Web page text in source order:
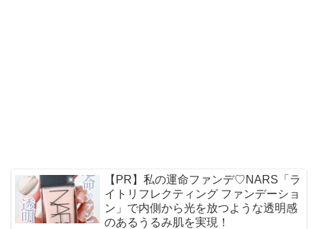
【PR】私の運命ファンデ♡NARS「ラ
イトリフレクティング ファンデーショ
ン」で内側から光を放つような透明感
のあるうるみ肌を実現！